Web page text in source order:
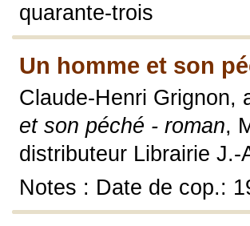
quarante-trois
Un homme et son
Claude-Henri Grignon,
et son péché - roman,
distributeur Librairie
Notes : Date de cop.: